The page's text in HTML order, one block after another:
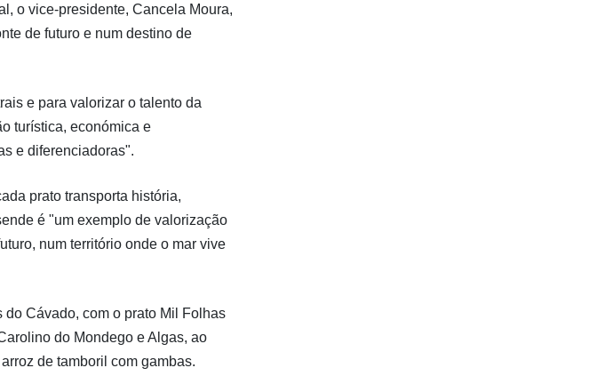
o vice-presidente, Cancela Moura,
de futuro e num destino de
e para valorizar o talento da
turística, económica e
e diferenciadoras".
prato transporta história,
é "um exemplo de valorização
num território onde o mar vive
do Cávado, com o prato Mil Folhas
do Mondego e Algas, ao
de tamboril com gambas.